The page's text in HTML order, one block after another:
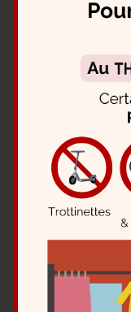
Après une série
succès au
Turing, écrite
dernière fois
vous, les
devront...